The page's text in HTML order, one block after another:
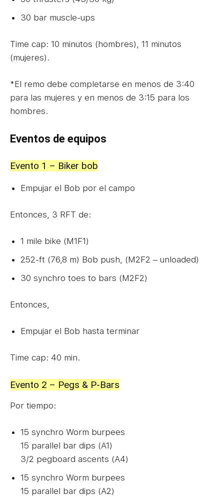
30 bar muscle-ups
Time cap: 10 minutos (hombres), 11 minutos
(mujeres).
*El remo debe completarse en menos de 3:40
para las mujeres y en menos de 3:15 para los
hombres.
Eventos de equipos
Evento 1 – Biker bob
Empujar el Bob por el campo
Entonces, 3 RFT de:
1 mile bike (M1F1)
252-ft (76,8 m) Bob push, (M2F2 – unloaded)
30 synchro toes to bars (M2F2)
Entonces,
Empujar el Bob hasta terminar
Time cap: 40 min.
Evento 2 – Pegs & P-Bars
Por tiempo:
15 synchro Worm burpees
15 parallel bar dips (A1)
3/2 pegboard ascents (A4)
15 synchro Worm burpees
15 parallel bar dips (A2)